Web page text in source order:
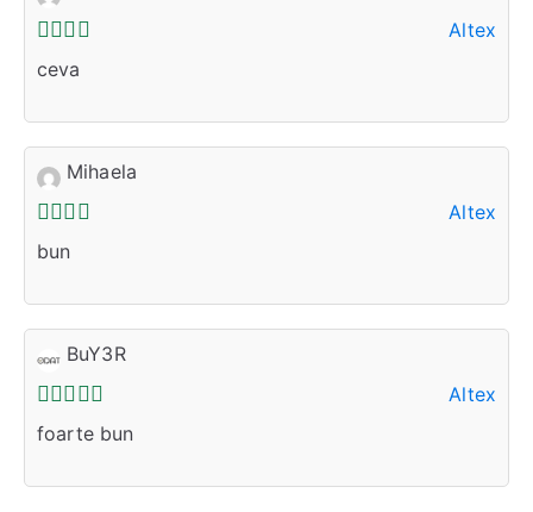
Altex
ceva
Mihaela
Altex
bun
BuY3R
Altex
foarte bun